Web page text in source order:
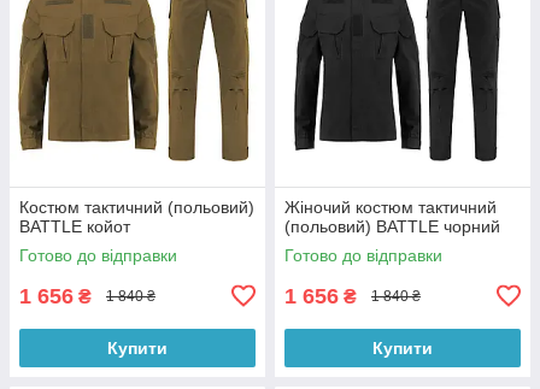
Костюм тактичний (польовий)
BATTLE койот
Готово до відправки
1 656 ₴ 1 840 ₴
Купити
Жіночий костюм тактичний
(польовий) BATTLE чорний
Готово до відправки
1 656 ₴ 1 840 ₴
Купити